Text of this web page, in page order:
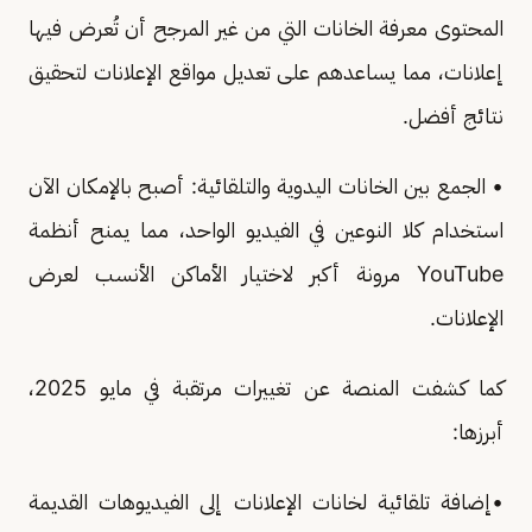
المحتوى معرفة الخانات التي من غير المرجح أن تُعرض فيها
إعلانات، مما يساعدهم على تعديل مواقع الإعلانات لتحقيق
نتائج أفضل.
• الجمع بين الخانات اليدوية والتلقائية: أصبح بالإمكان الآن
استخدام كلا النوعين في الفيديو الواحد، مما يمنح أنظمة
YouTube مرونة أكبر لاختيار الأماكن الأنسب لعرض
الإعلانات.
كما كشفت المنصة عن تغييرات مرتقبة في مايو 2025،
أبرزها:
•إضافة تلقائية لخانات الإعلانات إلى الفيديوهات القديمة